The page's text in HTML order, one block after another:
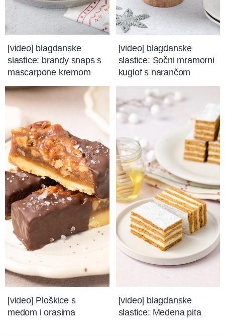
[video] blagdanske
slastice: brandy snaps s
mascarpone kremom
[video] blagdanske
slastice: Sočni mramorni
kuglof s narančom
[video] Ploškice s
medom i orasima
[video] blagdanske
slastice: Medena pita